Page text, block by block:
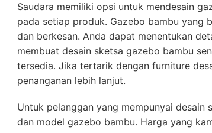
Saudara memiliki opsi untuk mendesain
pada setiap produk. Gazebo bambu yang
dan berkesan. Anda dapat menentukan
membuat desain sketsa gazebo bambu
tersedia. Jika tertarik dengan furniture
penanganan lebih lanjut.
Untuk pelanggan yang mempunyai desain
dan model gazebo bambu. Harga yang